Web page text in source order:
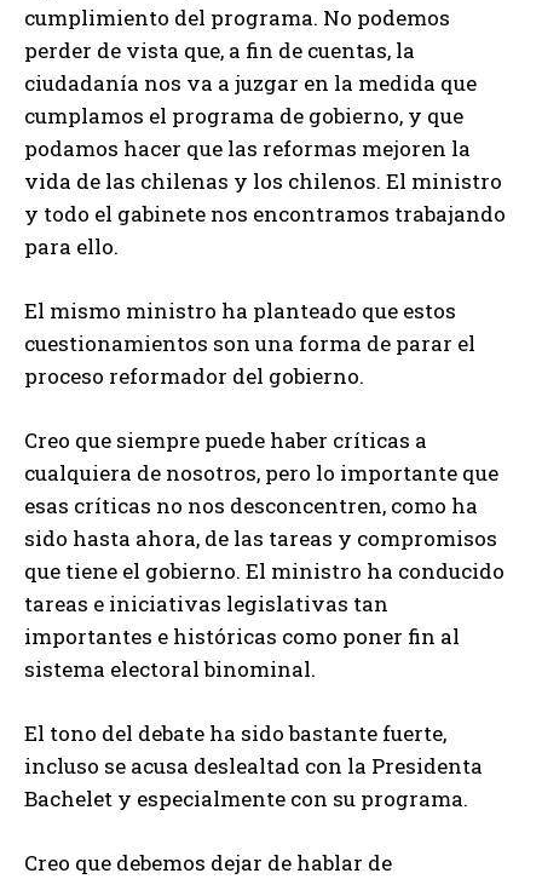
cumplimiento del programa. No podemos
perder de vista que, a fin de cuentas, la
ciudadanía nos va a juzgar en la medida que
cumplamos el programa de gobierno, y que
podamos hacer que las reformas mejoren la
vida de las chilenas y los chilenos. El ministro
y todo el gabinete nos encontramos trabajando
para ello.
El mismo ministro ha planteado que estos
cuestionamientos son una forma de parar el
proceso reformador del gobierno.
Creo que siempre puede haber críticas a
cualquiera de nosotros, pero lo importante que
esas críticas no nos desconcentren, como ha
sido hasta ahora, de las tareas y compromisos
que tiene el gobierno. El ministro ha conducido
tareas e iniciativas legislativas tan
importantes e históricas como poner fin al
sistema electoral binominal.
El tono del debate ha sido bastante fuerte,
incluso se acusa deslealtad con la Presidenta
Bachelet y especialmente con su programa.
Creo que debemos dejar de hablar de